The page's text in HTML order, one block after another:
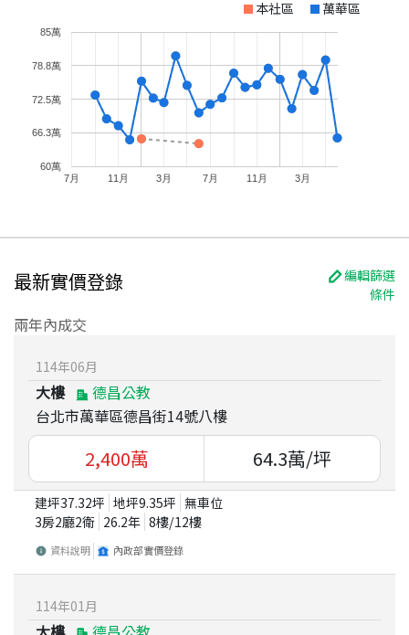
本社區 萬華區
7月 11月 3月 7月 11月 3月
60萬
66.3萬
72.5萬
78.8萬
85萬
最新實價登錄
編輯篩選
條件
兩年內成交
114年06月
大樓
德昌公教
台北市萬華區德昌街14號八樓
2,400萬 64.3萬/坪
建坪37.32坪 地坪9.35坪 無車位
3房2廳2衛 26.2年 8樓/12樓
資料說明 內政部實價登錄
114年01 月